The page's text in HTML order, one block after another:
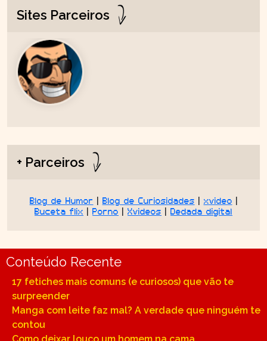
Sites Parceiros
+ Parceiros
Blog de Humor | Blog de Curiosidades | xvideo |
Buceta flix | Porno | Xvideos | Dedada digital
Conteúdo Recente
17 fetiches mais comuns (e curiosos) que vão te
surpreender
Manga com leite faz mal? A verdade que ninguém te
contou